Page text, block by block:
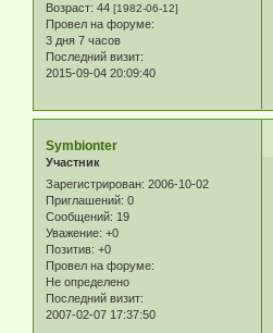
Возраст: 44 [1982-06-12]
Провел на форуме:
3 дня 7 часов
Последний визит:
2015-09-04 20:09:40
Symbionter
Участник
Зарегистрирован: 2006-10-02
Приглашений: 0
Сообщений: 19
Уважение: +0
Позитив: +0
Провел на форуме:
Не определено
Последний визит:
2007-02-07 17:37:50